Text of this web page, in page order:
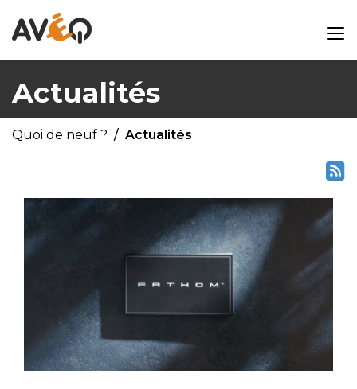
Actualités
Quoi de neuf ? Actualités